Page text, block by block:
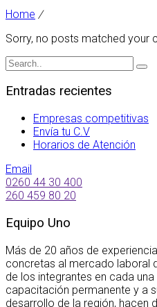
Home /
Sorry, no posts matched your
Entradas recientes
Empresas competitivas
Envía tu C.V
Horarios de Atención
Email
0260 44 30 400
260 459 80 20
Equipo Uno
Más de 20 años de
concretas al mercado laboral
de los integrantes en cada
capacitación permanente y a
desarrollo de la región, hacen